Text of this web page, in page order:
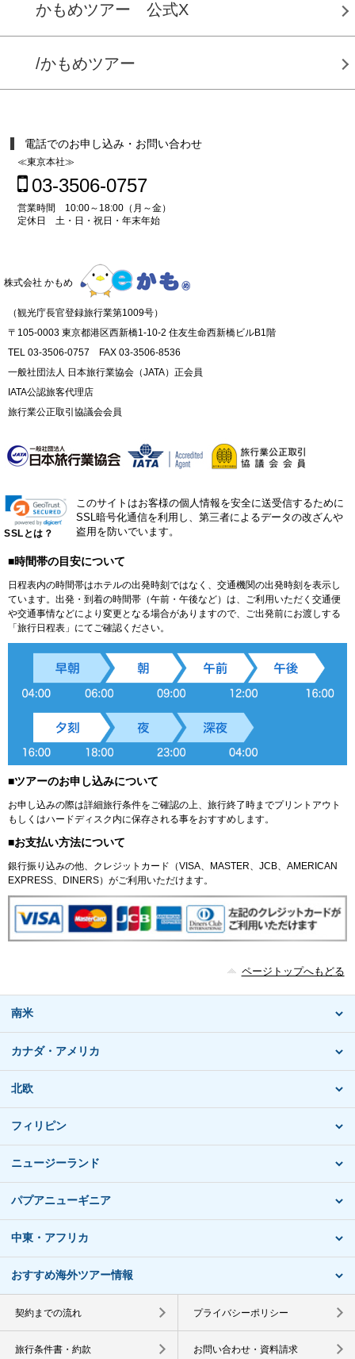
かもめツアー 公式X
/かもめツアー
電話でのお申し込み・お問い合わせ
≪東京本社≫
03-3506-0757
営業時間 10:00～18:00（月～金）
定休日 土・日・祝日・年末年始
株式会社 かもめ
（観光庁長官登録旅行業第1009号）
〒105-0003 東京都港区西新橋1-10-2 住友生命西新橋ビルB1階
TEL 03-3506-0757 FAX 03-3506-8536
一般社団法人 日本旅行業協会（JATA）正会員
IATA公認旅客代理店
旅行業公正取引協議会会員
SSLとは？
このサイトはお客様の個人情報を安全に送受信するために
SSL暗号化通信を利用し、第三者によるデータの改ざんや
盗用を防いでいます。
■時間帯の目安について
日程表内の時間帯はホテルの出発時刻ではなく、交通機関の出発時刻を表示し
ています。出発・到着の時間帯（午前・午後など）は、ご利用いただく交通便
や交通事情などにより変更となる場合がありますので、ご出発前にお渡しする
「旅行日程表」にてご確認ください。
■ツアーのお申し込みについて
お申し込みの際は詳細旅行条件をご確認の上、旅行終了時までプリントアウト
もしくはハードディスク内に保存される事をおすすめします。
■お支払い方法について
銀行振り込みの他、クレジットカード（VISA、MASTER、JCB、AMERICAN
EXPRESS、DINERS）がご利用いただけます。
ページトップへもどる
南米
カナダ・アメリカ
北欧
フィリピン
ニュージーランド
パプアニューギニア
中東・アフリカ
おすすめ海外ツアー情報
契約までの流れ プライバシーポリシー
旅行条件書・約款 お問い合わせ・資料請求